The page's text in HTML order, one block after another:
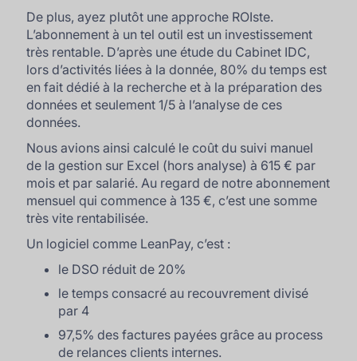
De plus, ayez plutôt une approche ROIste.
L’abonnement à un tel outil est un investissement
très rentable. D’après une étude du Cabinet IDC,
lors d’activités liées à la donnée, 80% du temps est
en fait dédié à la recherche et à la préparation des
données et seulement 1/5 à l’analyse de ces
données.
Nous avions ainsi calculé le coût du suivi manuel
de la gestion sur Excel (hors analyse) à 615 € par
mois et par salarié. Au regard de notre abonnement
mensuel qui commence à 135 €, c’est une somme
très vite rentabilisée.
Un logiciel comme LeanPay, c’est :
le DSO réduit de 20%
le temps consacré au recouvrement divisé
par 4
97,5% des factures payées grâce au process
de relances clients internes.